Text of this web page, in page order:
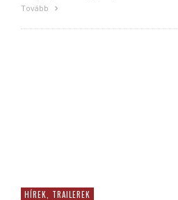
Tovább
HÍREK, TRAILEREK